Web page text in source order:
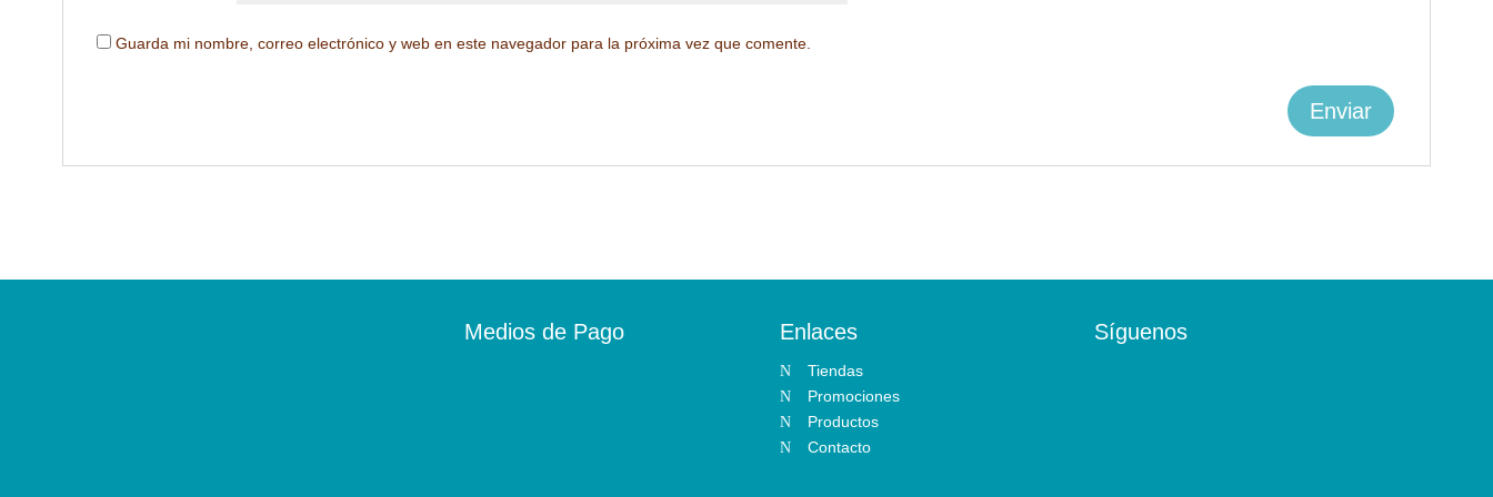
Guarda mi nombre, correo electrónico y web en este navegador para la próxima vez que comente.
Medios de Pago Enlaces
N Tiendas
N Promociones
N Productos
N Contacto
Síguenos